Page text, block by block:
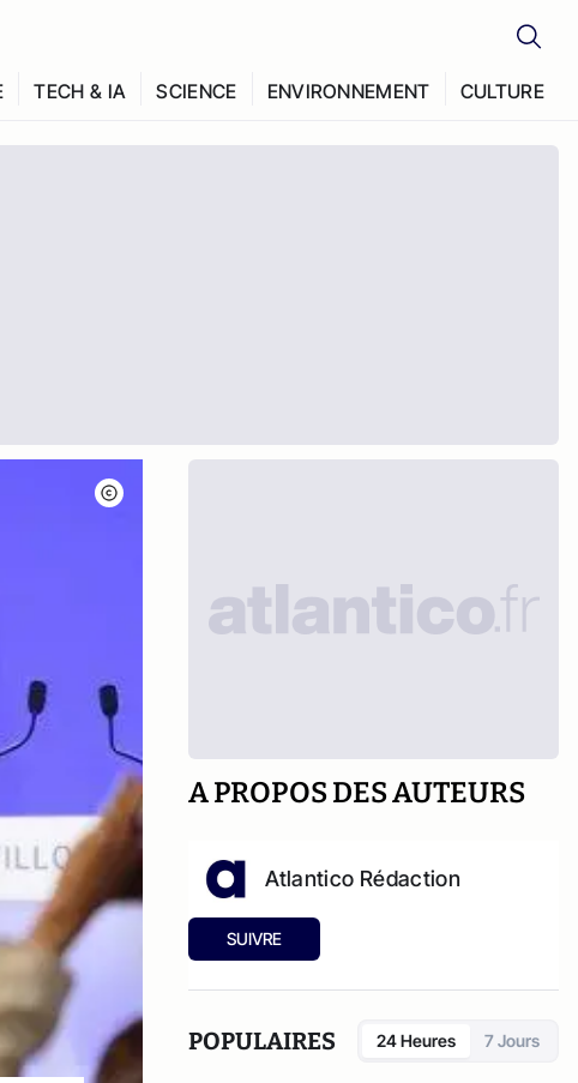
TECH & IA SCIENCE ENVIRONNEMENT CULTURE
A PROPOS DES AUTEURS
Atlantico Rédaction
SUIVRE
POPULAIRES 24 Heures 7 Jours